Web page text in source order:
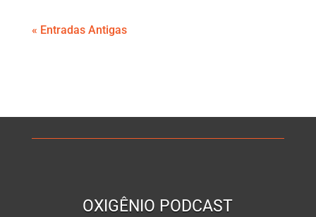
« Entradas Antigas
OXIGÊNIO PODCAST